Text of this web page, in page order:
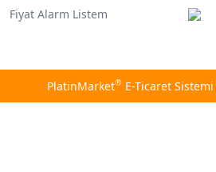
Fiyat Alarm Listem
PlatinMarket®E-Ticaret Sistemi